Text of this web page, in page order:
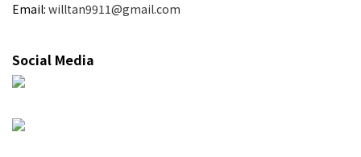
Email: willtan9911@gmail.com
Social Media